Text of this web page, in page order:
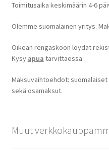
Toimitusaika keskimäärin 4-6
Olemme suomalainen yritys.
Oikean rengaskoon löydät
Kysy apua tarvittaessa.
Maksuvaihtoehdot:
sekä osamaksut.
Muut